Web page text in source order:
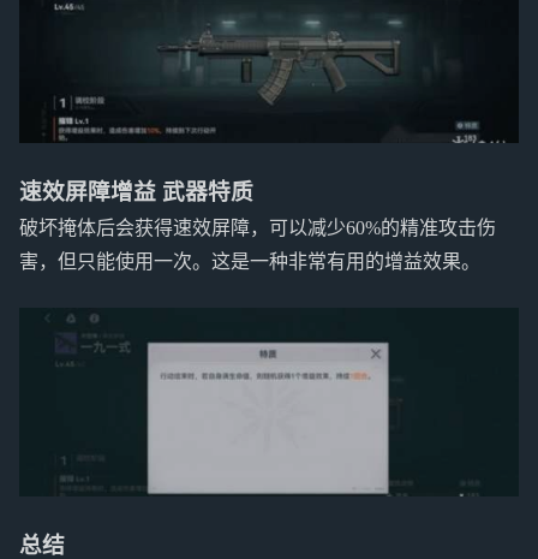
速效屏障增益 武器特质
破坏掩体后会获得速效屏障，可以减少60%的精准攻击伤
害，但只能使用一次。这是一种非常有用的增益效果。
总结